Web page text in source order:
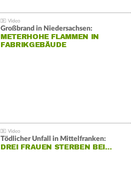
Großbrand in Niedersachsen:
METERHOHE FLAMMEN IN
FABRIKGEBÄUDE
Tödlicher Unfall in Mittelfranken:
DREI FRAUEN STERBEN BEI…